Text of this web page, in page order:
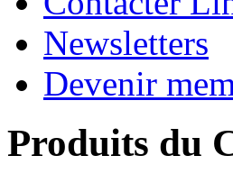
Newsletters
Devenir
Produits du